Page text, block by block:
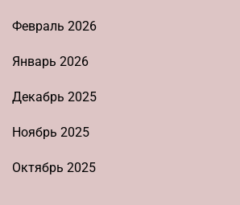
Февраль 2026
Январь 2026
Декабрь 2025
Ноябрь 2025
Октябрь 2025